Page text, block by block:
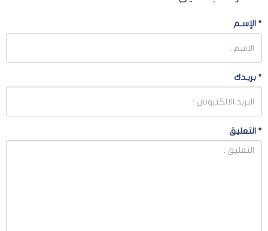
* الإسـم
* بريـدك
* التعليق